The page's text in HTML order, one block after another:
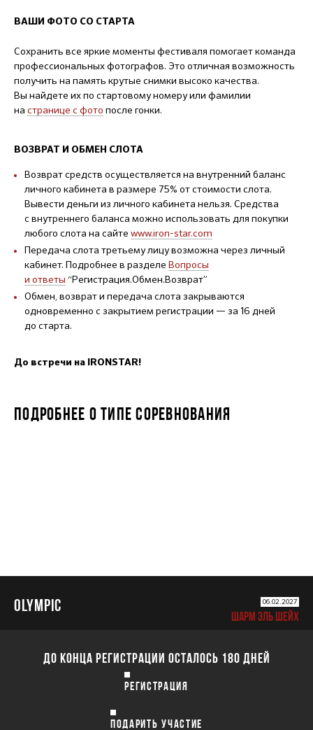
ВАШИ ФОТО СО СТАРТА
Сохранить все яркие моменты фестиваля помогает команда
профессиональных фотографов. Это отличная возможность
получить на память крутые снимки высоко качества.
Вы найдете их по стартовому номеру или фамилии
на странице с фото после гонки.
ВОЗВРАТ И ОБМЕН СЛОТА
Возврат средств осуществляется на внутренний баланс
личного кабинета в размере 75% от стоимости слота.
Вывести деньги из личного кабинета нельзя. Средства
с внутреннего баланса можно использовать для покупки
любого слота на сайте www.iron-star.com
Передача слота третьему лицу возможна через личный
кабинет. Подробнее в разделе Вопросы
и ответы “Регистрация.Обмен.Возврат”
Обмен, возврат и передача слота закрываются
одновременно с закрытием регистрации — за 16 дней
до старта.
До встречи на IRONSTAR!
ПОДРОБНЕЕ О ТИПЕ СОРЕВНОВАНИЯ
OLYMPIC 06.02.2027
ШАРМ ЭЛЬ ШЕЙХ
ДО КОНЦА РЕГИСТРАЦИИ ОСТАЛОСЬ 180 ДНЕЙ
РЕГИСТРАЦИЯ
ПОДАРИТЬ УЧАСТИЕ